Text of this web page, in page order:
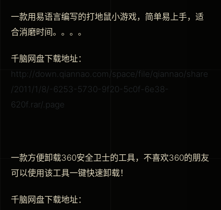
一款用易语言编写的打地鼠小游戏，简单易上手，适
合消磨时间。。。。
千脑网盘下载地址：
http://down.qiannao.com/space/file/qiannao/share
/2011/1/8/-6253-5730-9f20-5c0f-6e38-
620f.rar/.page
一款方便卸载360安全卫士的工具，不喜欢360的朋友
可以使用该工具一键快速卸载！
千脑网盘下载地址：